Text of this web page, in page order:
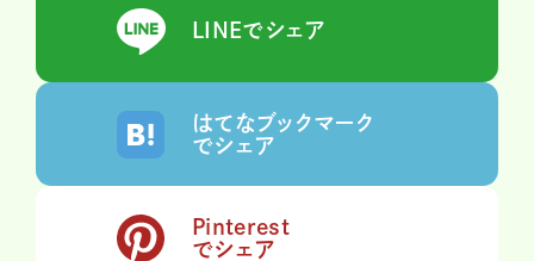
LINEでシェア
はてなブックマーク
でシェア
Pinterest
でシェア